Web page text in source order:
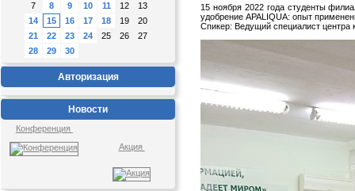
7
8 9 10 11 12
13
14
15 16 17 18 19
20
21
22 23 24 25 26
27
28
29 30
Авторизация
Новости
Конференция
Акция
15 ноября 2022 года студенты
удобрение APALIQUA: опыт
Спикер: Ведущий специалист